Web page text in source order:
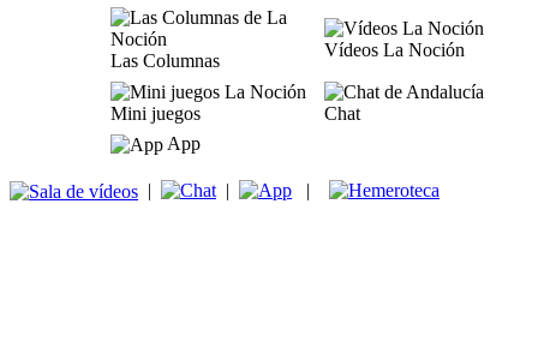
Las Columnas
Vídeos La Noción
Mini juegos
Chat
App
| | |